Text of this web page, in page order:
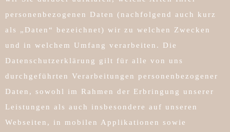
personenbezogenen Daten (nachfolgend auch kurz
als „Daten“ bezeichnet) wir zu welchen Zwecken
und in welchem Umfang verarbeiten. Die
Datenschutzerklärung gilt für alle von uns
durchgeführten Verarbeitungen personenbezogener
Daten, sowohl im Rahmen der Erbringung unserer
Leistungen als auch insbesondere auf unseren
Webseiten, in mobilen Applikationen sowie